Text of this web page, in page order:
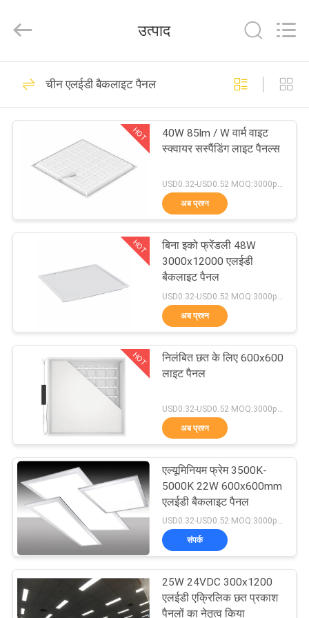
उत्पादों
हमारे
भ्रमण
नियंत्रण
एक
उद्धरण
की
विनती
करे
साइटमैप
Technology
Rights
एलईडी छिपा प्रतिस्थापन
39
एलईडी रेशा बल्ब
28
एलईडी जी 9 बीयूएलबी
एलईडी R7S बल्ब
47
उत्पाद
चीन एलईडी बैकलाइट पैनल
HOT
40W 85lm / W वार्म वाइट
स्क्वायर सस्पैंडिंग लाइट पैनल्स
USD0.32-USD0.52 MOQ:3000pcs
अब प्रश्न
HOT
बिना इको फ्रेंडली 48W
3000x12000 एलईडी
बैकलाइट पैनल
अब प्रश्न
HOT
निलंबित छत के लिए 600x600
लाइट पैनल
अब प्रश्न
एल्यूमिनियम फ्रेम 3500K-
5000K 22W 600x600mm
एलईडी बैकलाइट पैनल
USD0.32-USD0.52 MOQ:3000pcs
संपर्क
25W 24VDC 300x1200
एलईडी एक्रिलिक छत प्रकाश
पैनलों का नेतृत्व किया